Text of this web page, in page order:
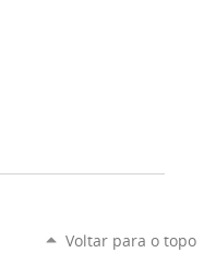
Voltar para o topo